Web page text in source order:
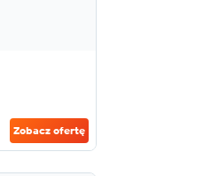
Zobacz ofertę